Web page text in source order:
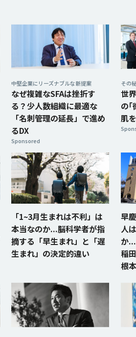
中堅企業にリーズナブルな新提案
なぜ複雑なSFAは挫折す
る？少人数組織に最適な
「名刺管理の延長」で進め
るDX
Sponsored
その
世
の｢
肌
「1~3月生まれは不利」は
本当なのか...脳科学者が指
摘する「早生まれ」と「遅
生まれ」の決定的違い
早
人
か
稲
根